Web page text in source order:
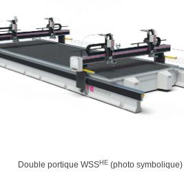
Double portique WSSHE (photo symbolique)